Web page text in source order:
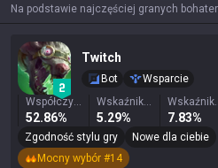
Twitch
Bot
Wsparcie
Współczynnik zwycięstw
52.86%
Wskaźnik wygranych
5.29% 7.83%
Zgodność stylu gry
Nowe dla ciebie
Mocny wybór #14